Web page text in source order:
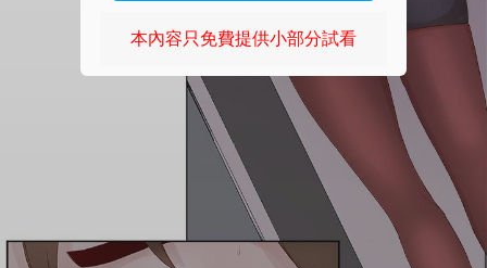
本內容只免費提供小部分試看